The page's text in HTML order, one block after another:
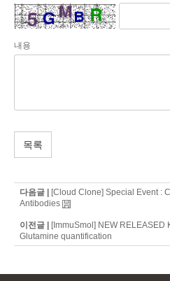
내용
목록
다음글 |
[Cloud Clone] Special Event :
Antibodies
이전글 |
[ImmuSmol] NEW RELEASED
Glutamine quantification